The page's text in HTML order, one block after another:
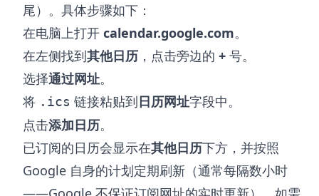
尾）。具体步骤如下：
在电脑上打开 calendar.google.com。
在左侧找到其他日历 ，点击旁边的 + 号。
选择通过网址。
将 .ics 链接粘贴到日历网址字段中。
点击添加日历。
已订阅的日历会显示在其他日历下方，并按照
Google 自身的计划定期刷新（通常每隔数小时